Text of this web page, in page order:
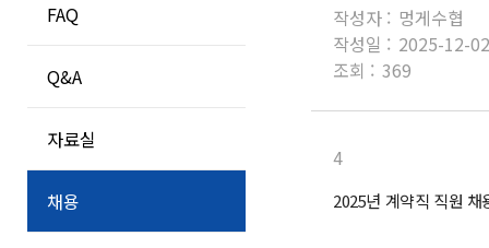
FAQ
Q&A
자료실
채용
작성자 : 멍게수협
작성일 : 2025-12-02
조회 : 369
4
2025년 계약직 직원 채